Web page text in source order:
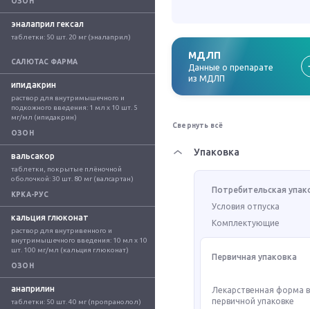
эналаприл гексал
таблетки: 50 шт. 20 мг (эналаприл)
САЛЮТАС ФАРМА
ипидакрин
раствор для внутримышечного и
подкожного введения: 1 мл x 10 шт. 5
мг/мл (ипидакрин)
ОЗОН
вальсакор
таблетки, покрытые плёночной
оболочкой: 30 шт. 80 мг (валсартан)
КРКА-РУС
кальция глюконат
раствор для внутривенного и
внутримышечного введения: 10 мл x 10
шт. 100 мг/мл (кальция глюконат)
ОЗОН
анаприлин
таблетки: 50 шт. 40 мг (пропранолол)
МДЛП
Данные о препарате
из МДЛП
Свернуть всё
Упаковка
Потребительская
Условия отпуска
Комплектующие
Первичная упаковка
Лекарственная форма
первичной упаковке